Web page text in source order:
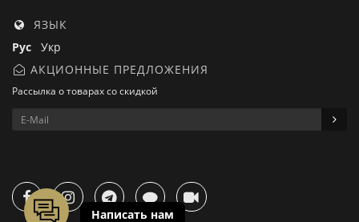
ЯЗЫК
Рус Укр
АКЦИОННЫЕ ПРЕДЛОЖЕНИЯ
Рассылка о товарах со скидкой